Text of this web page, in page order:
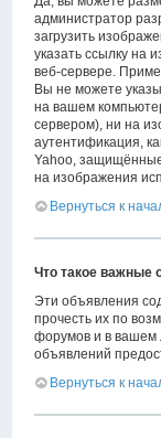
администратор
загрузить
указать ссылку на
веб-сервере.
Вы не можете
на вашем
сервером), ни на
аутентификация,
Yahoo,
на изображения
Вернуться к
Что такое важные
Эти объявления
прочесть их по
форумов и в вашем
объявлений
Вернуться к